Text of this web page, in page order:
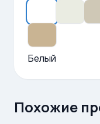
Белый
Похожие